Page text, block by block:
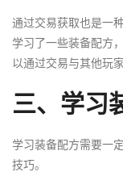
通过交易获取也是一
学习了一些装备配方
以通过交易与其他玩
三、学习
学习装备配方需要一
技巧。